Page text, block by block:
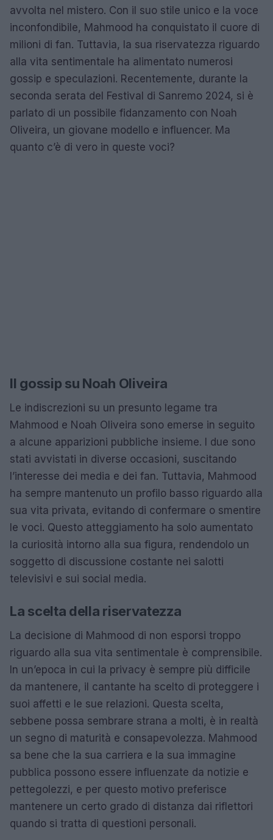
avvolta nel mistero. Con il suo stile unico e la voce
inconfondibile, Mahmood ha conquistato il cuore di
milioni di fan. Tuttavia, la sua riservatezza riguardo
alla vita sentimentale ha alimentato numerosi
gossip e speculazioni. Recentemente, durante la
seconda serata del Festival di Sanremo 2024, si è
parlato di un possibile fidanzamento con Noah
Oliveira, un giovane modello e influencer. Ma
quanto c’è di vero in queste voci?
Il gossip su Noah Oliveira
Le indiscrezioni su un presunto legame tra
Mahmood e Noah Oliveira sono emerse in seguito
a alcune apparizioni pubbliche insieme. I due sono
stati avvistati in diverse occasioni, suscitando
l’interesse dei media e dei fan. Tuttavia, Mahmood
ha sempre mantenuto un profilo basso riguardo alla
sua vita privata, evitando di confermare o smentire
le voci. Questo atteggiamento ha solo aumentato
la curiosità intorno alla sua figura, rendendolo un
soggetto di discussione costante nei salotti
televisivi e sui social media.
La scelta della riservatezza
La decisione di Mahmood di non esporsi troppo
riguardo alla sua vita sentimentale è comprensibile.
In un’epoca in cui la privacy è sempre più difficile
da mantenere, il cantante ha scelto di proteggere i
suoi affetti e le sue relazioni. Questa scelta,
sebbene possa sembrare strana a molti, è in realtà
un segno di maturità e consapevolezza. Mahmood
sa bene che la sua carriera e la sua immagine
pubblica possono essere influenzate da notizie e
pettegolezzi, e per questo motivo preferisce
mantenere un certo grado di distanza dai riflettori
quando si tratta di questioni personali.